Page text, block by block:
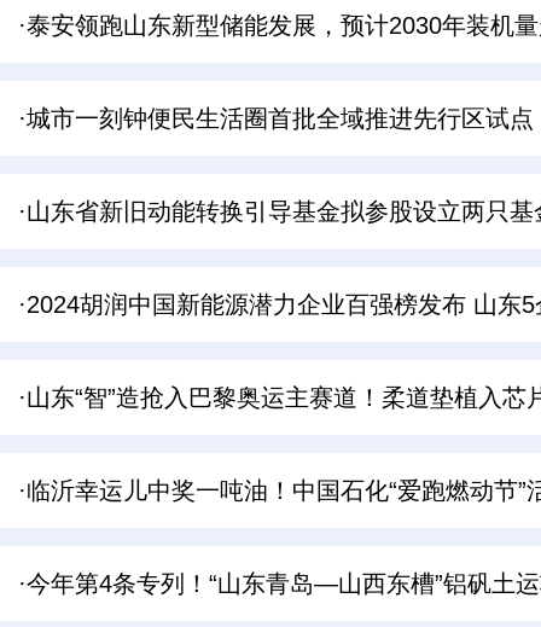
·泰安领跑山东新型储能发展，预计2030年装机
·城市一刻钟便民生活圈首批全域推进先行区试
·山东省新旧动能转换引导基金拟参股设立两只基
·2024胡润中国新能源潜力企业百强榜发布 山东
·山东“智”造抢入巴黎奥运主赛道！柔道垫植入
·临沂幸运儿中奖一吨油！中国石化“爱跑燃动节”
·今年第4条专列！“山东青岛—山西东槽”铝矾土